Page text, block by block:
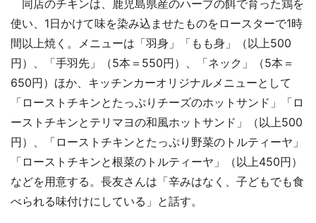
同店のチキンは、鹿児島県産のハーブの餌で育った鶏を
使い、1日かけて味を染み込ませたものをロースターで1時
間以上焼く。メニューは「羽身」「もも身」（以上500
円）、「手羽先」（5本＝550円）、「ネック」（5本＝
650円）ほか、キッチンカーオリジナルメニューとして
「ローストチキンとたっぷりチーズのホットサンド」「ロ
ーストチキンとテリマヨの和風ホットサンド」（以上500
円）、「ローストチキンとたっぷり野菜のトルティーヤ」
「ローストチキンと根菜のトルティーヤ」（以上450円）
などを用意する。長友さんは「辛みはなく、子どもでも食
べられる味付けにしている」と話す。